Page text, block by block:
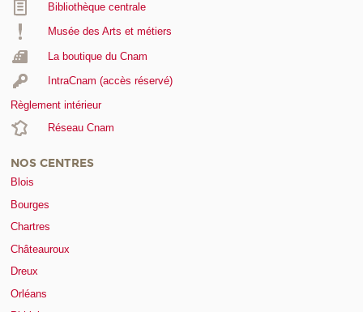
Bibliothèque centrale
Musée des Arts et métiers
La boutique du Cnam
IntraCnam (accès réservé)
Règlement intérieur
Réseau Cnam
NOS CENTRES
Blois
Bourges
Chartres
Châteauroux
Dreux
Orléans